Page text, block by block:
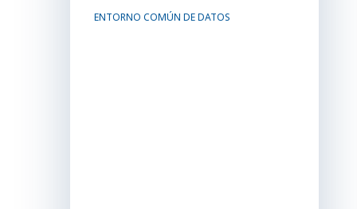
ENTORNO COMÚN DE DATOS